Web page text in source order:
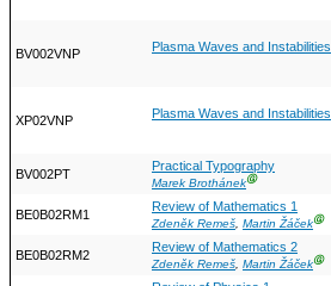
BV002VNP Plasma Waves and Instabilities
XP02VNP Plasma Waves and Instabilities
BV002PT
Practical Typography
Marek BrothánekⒼ
BE0B02RM1
Review of Mathematics 1
Zdeněk Remeš, Martin ŽáčekⒼ
BE0B02RM2
Review of Mathematics 2
Zdeněk Remeš, Martin ŽáčekⒼ